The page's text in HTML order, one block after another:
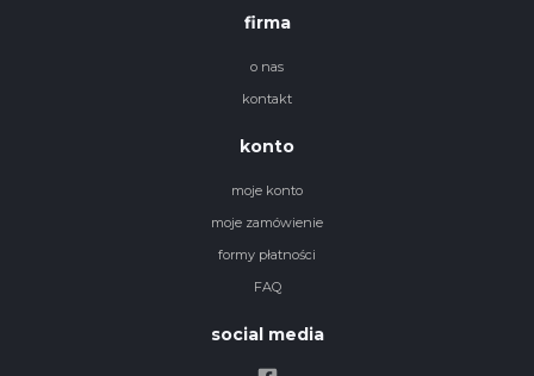
firma
o nas
kontakt
konto
moje konto
moje zamówienie
formy płatności
FAQ
social media